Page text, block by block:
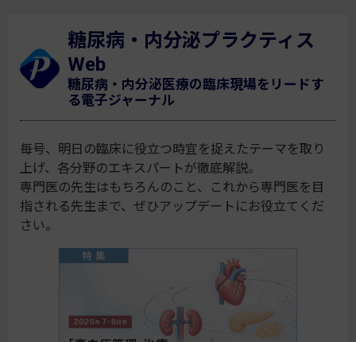
糖尿病・内分泌プラクティス
Web
糖尿病・内分泌医療の臨床現場をリードす
る電子ジャーナル
毎号、明日の臨床に役立つ時宜を捉えたテーマを取り
上げ、各分野のエキスパートが徹底解説。
専門医の先生はもちろんのこと、これから専門医を目
指される先生まで、ぜひアップデートにお役立てくだ
さい。